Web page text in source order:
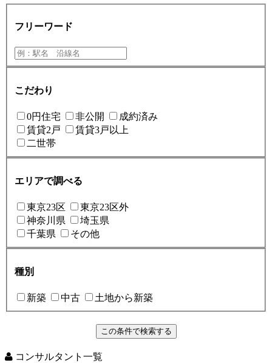
フリーワード
こだわり
0円住宅 非公開
成約済み
賃貸2戸
賃貸3戸以上
二世帯
エリアで調べる
東京23区
東京23区外
神奈川県
埼玉県
千葉県
その他
種別
新築 中古 土地から新築
コンサルタント一覧